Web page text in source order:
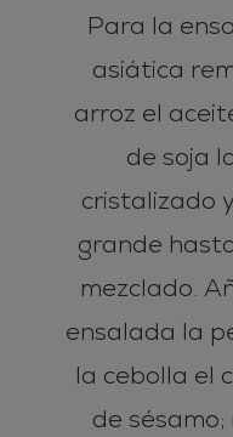
Para la
asiática
arroz el
de soja
cristalizado
grande
mezclado.
ensalada la
la cebolla el
de